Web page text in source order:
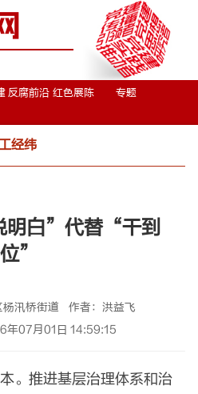
反腐前沿 红色展陈
专题
经纬
明白”代替“干到
位”
汛桥街道
作者：洪益飞
年07月01日 14:59:15
推进基层治理体系和治